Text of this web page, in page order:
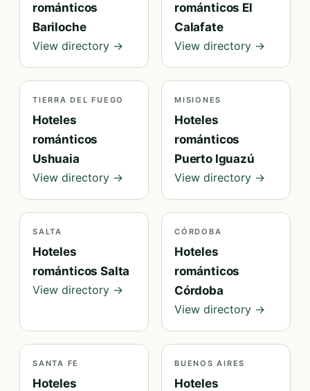
románticos
Bariloche
View directory →
románticos El
Calafate
View directory →
TIERRA DEL FUEGO
Hoteles
románticos
Ushuaia
View directory →
MISIONES
Hoteles
románticos
Puerto Iguazú
View directory →
SALTA
Hoteles
románticos Salta
View directory →
CÓRDOBA
Hoteles
románticos
Córdoba
View directory →
SANTA FE
Hoteles
BUENOS AIRES
Hoteles